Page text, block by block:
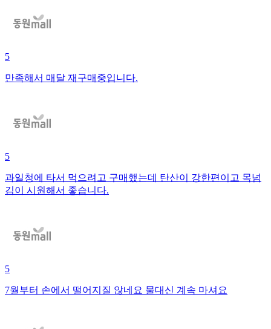
5
만족해서 매달 재구매중입니다.
5
과일청에 타서 먹으려고 구매했는데 탄산이 강한편이고 목넘
김이 시원해서 좋습니다.
5
7월부터 손에서 떨어지질 않네요 물대신 계속 마셔요